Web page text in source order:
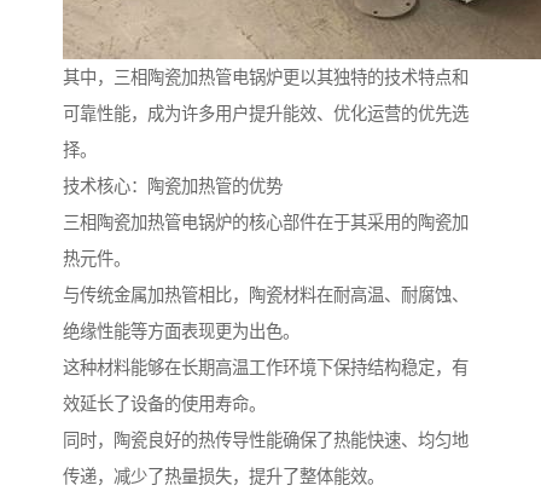
其中，三相陶瓷加热管电锅炉更以其独特的技术特点和
可靠性能，成为许多用户提升能效、优化运营的优先选
择。
技术核心：陶瓷加热管的优势
三相陶瓷加热管电锅炉的核心部件在于其采用的陶瓷加
热元件。
与传统金属加热管相比，陶瓷材料在耐高温、耐腐蚀、
绝缘性能等方面表现更为出色。
这种材料能够在长期高温工作环境下保持结构稳定，有
效延长了设备的使用寿命。
同时，陶瓷良好的热传导性能确保了热能快速、均匀地
传递，减少了热量损失，提升了整体能效。